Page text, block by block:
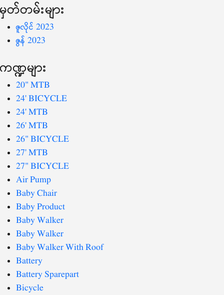
မှတ်တမ်းများ
ဇူလိုင် 2023
ဇွန် 2023
ကဏ္ဍများ
20" MTB
24' BICYCLE
24' MTB
26' MTB
26" BICYCLE
27' MTB
27" BICYCLE
Air Pump
Baby Chair
Baby Product
Baby Walker
Baby Walker
Baby Walker With Roof
Battery
Battery Sparepart
Bicycle